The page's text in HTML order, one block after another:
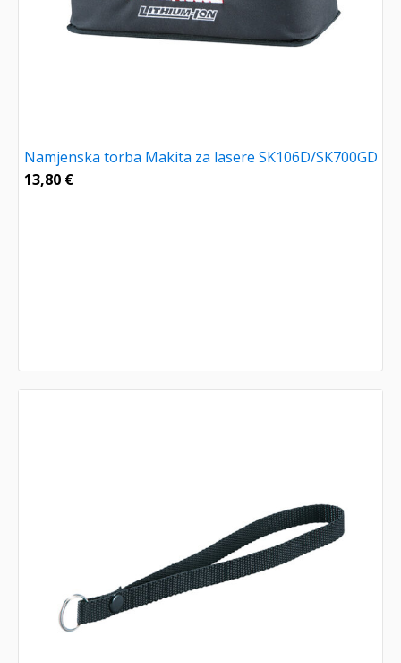
Namjenska torba Makita za lasere SK106D/SK700GD
13,80 €